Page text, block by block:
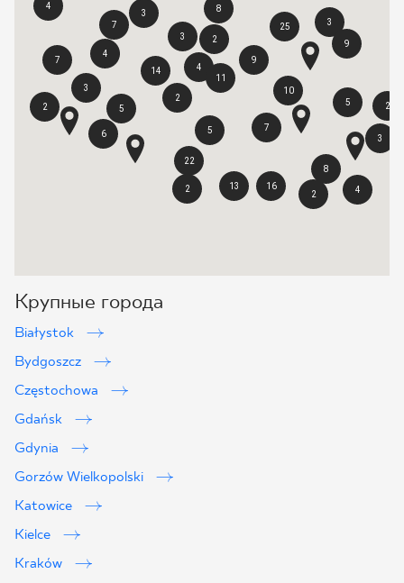
6
3
14
9
3
10
13
9
5
22
25
8
7
4
5
11
16
2
2
3
7
2
3
8
4
7
5
2
4
3
4
2
2
Крупные города
Białystok
Bydgoszcz
Częstochowa
Gdańsk
Gdynia
Gorzów Wielkopolski
Katowice
Kielce
Kraków